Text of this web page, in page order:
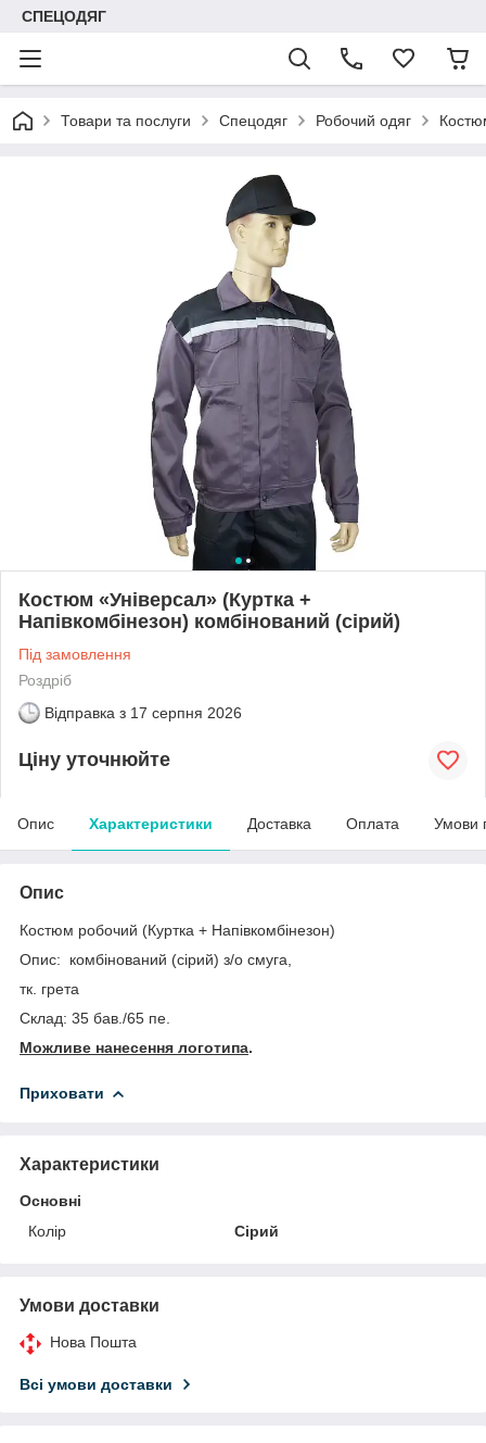
СПЕЦОДЯГ
Товари та послуги Спецодяг Робочий одяг
Костюм «Універсал» (Куртка +
Напівкомбінезон) комбінований (сірий)
Під замовлення
Роздріб
Відправка з 17 серпня 2026
Ціну уточнюйте
Опис Характеристики Доставка Оплата Умови
Опис
Костюм робочий (Куртка + Напівкомбінезон)
Опис: комбінований (сірий) з/о смуга,
тк. грета
Склад: 35 бав./65 пе.
Можливе нанесення логотипа.
Приховати
Характеристики
Основні
Колір
Сірий
Умови доставки
Нова Пошта
Всі умови доставки